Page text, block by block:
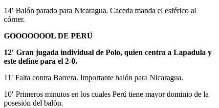
14′ Balón parado para Nicaragua. Caceda manda el esférico al
córner.
GOOOOOOOL DE PERÚ
12′ Gran jugada individual de Polo, quien centra a Lapadula y
este define para el 2-0.
11′ Falta contra Barrera. Importante balón para Nicaragua.
10′ Primeros minutos en los cuales Perú tiene mayor dominio de la
posesión del balón.